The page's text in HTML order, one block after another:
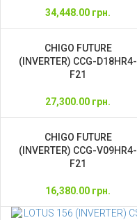
34,448.00 грн.
CHIGO FUTURE
(INVERTER) CCG-D18HR4-
F21
27,300.00 грн.
CHIGO FUTURE
(INVERTER) CCG-V09HR4-
F21
16,380.00 грн.